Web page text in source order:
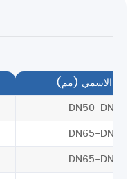
الاسمي (مم)
DN50-DN65
DN65-DN50
DN65-DN80